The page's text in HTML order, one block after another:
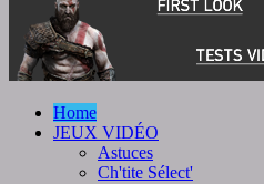
Home
JEUX VIDÉO
Astuces
Ch'tite Sélect'